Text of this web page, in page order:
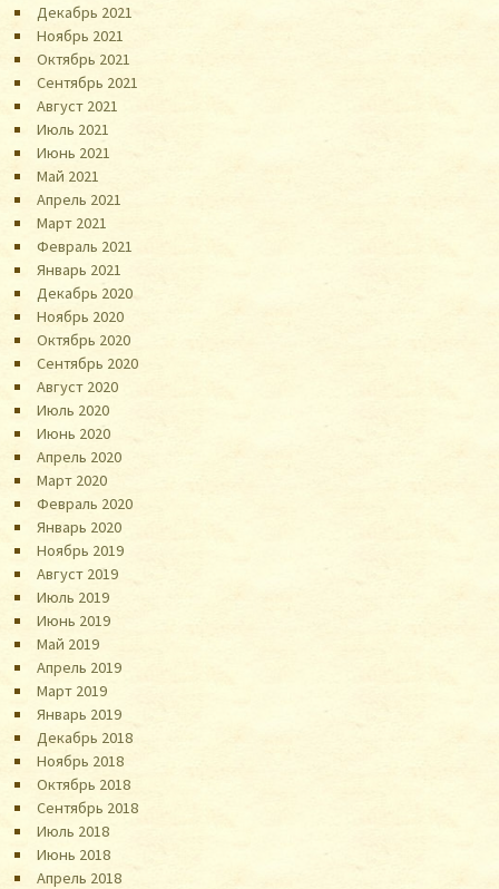
Декабрь 2021
Ноябрь 2021
Октябрь 2021
Сентябрь 2021
Август 2021
Июль 2021
Июнь 2021
Май 2021
Апрель 2021
Март 2021
Февраль 2021
Январь 2021
Декабрь 2020
Ноябрь 2020
Октябрь 2020
Сентябрь 2020
Август 2020
Июль 2020
Июнь 2020
Апрель 2020
Март 2020
Февраль 2020
Январь 2020
Ноябрь 2019
Август 2019
Июль 2019
Июнь 2019
Май 2019
Апрель 2019
Март 2019
Январь 2019
Декабрь 2018
Ноябрь 2018
Октябрь 2018
Сентябрь 2018
Июль 2018
Июнь 2018
Апрель 2018